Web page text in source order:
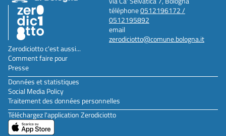
téléphone0512196172 /
0512195892
email
zerodiciotto@comune.bologna.it
Zerodiciotto c'est aussi...
Comment faire pour
Presse
Données et statistiques
Social Media Policy
Traitement des données personnelles
Téléchargez l'application Zerodiciotto